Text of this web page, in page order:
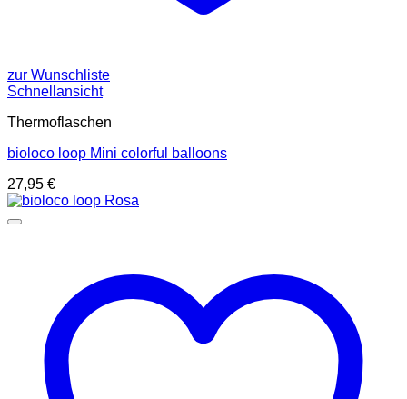
zur Wunschliste
Schnellansicht
Thermoflaschen
bioloco loop Mini colorful balloons
27,95 €